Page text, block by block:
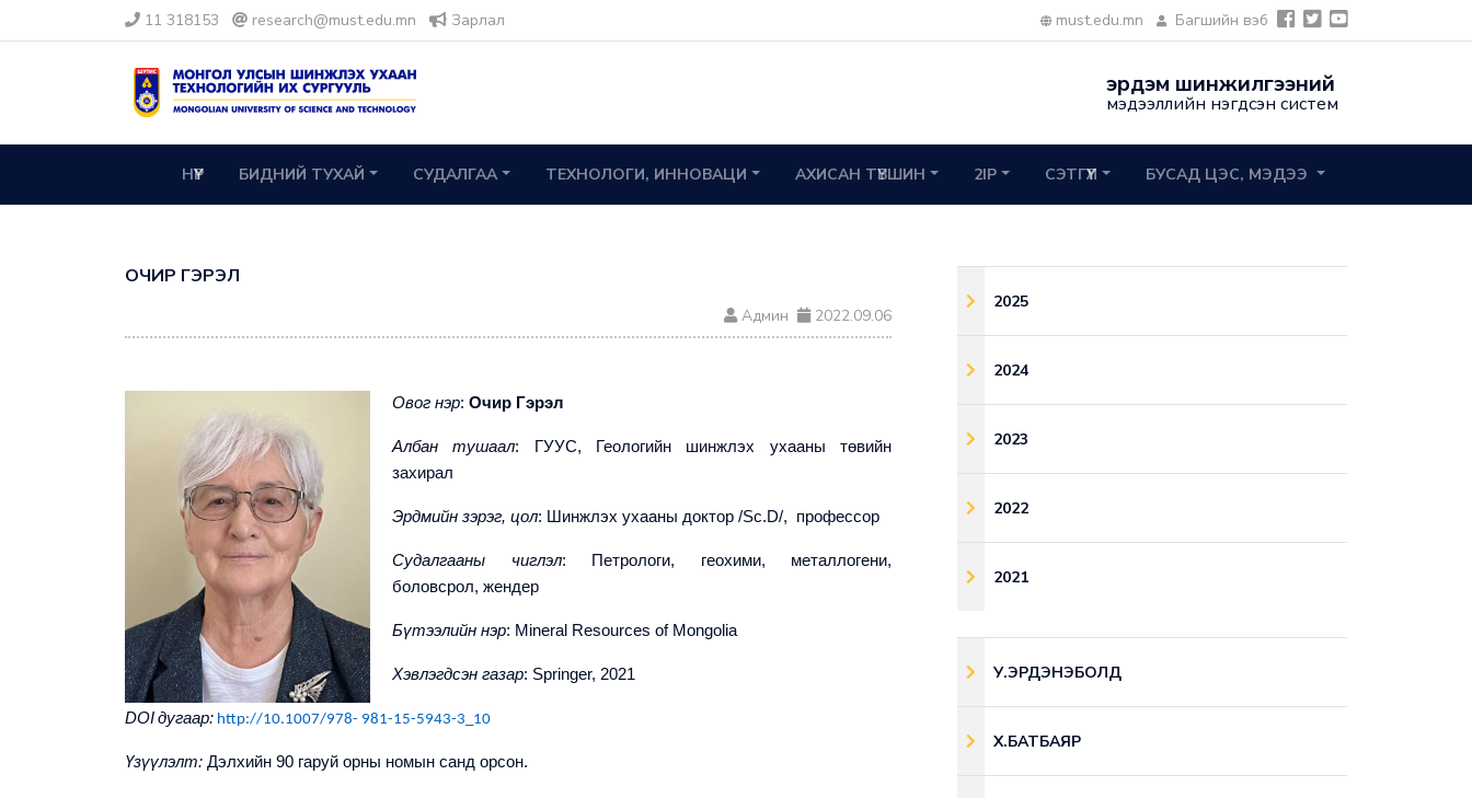
11 318153 research@must.edu.mn Зарлал must.edu.mn Багшийн вэб
эрдэм шинжилгээний
мэдээллийн нэгдсэн систем
НҮҮР БИДНИЙ ТУХАЙ СУДАЛГАА ТЕХНОЛОГИ, ИННОВАЦИ АХИСАН ТҮВШИН 2IP СЭТГҮҮЛ БУСАД ЦЭС, МЭДЭЭ
ОЧИР ГЭРЭЛ
Админ 2022.09.06
Овог нэр: Очир Гэрэл
Албан тушаал: ГУУС, Геологийн шинжлэх ухааны төвийн
захирал
Эрдмийн зэрэг, цол: Шинжлэх ухааны доктор /Sc.D/, профессор
Судалгааны чиглэл: Петрологи, геохими, металлогени,
боловсрол, жендер
Бүтээлийн нэр: Mineral Resources of Mongolia
Хэвлэгдсэн газар: Springer, 2021
DOIдугаар: http://10.1007/978- 981-15-5943-3_10
Үзүүлэлт: Дэлхийн 90 гаруй орны номын санд орсон.
2025
2024
2023
2022
2021
У.ЭРДЭНЭБОЛД
Х.БАТБАЯР